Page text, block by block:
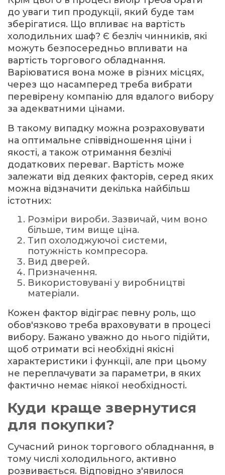
до уваги тип продукції, який буде там
зберігатися. Що впливає на вартість
холодильних шаф? Є безліч чинників, які
можуть безпосередньо впливати на
вартість торгового обладнання.
Варіюватися вона може в різних місцях,
через що насамперед треба вибрати
перевірену компанію для вдалого вибору
за адекватними цінами.
В такому випадку можна розраховувати
на оптимальне співвідношення ціни і
якості, а також отримання безлічі
додаткових переваг. Вартість може
залежати від деяких факторів, серед яких
можна відзначити декілька найбільш
істотних:
Розміри вироби. Зазвичай, чим воно
більше, тим вище ціна.
Тип охолоджуючої системи,
потужність компресора.
Вид дверей.
Призначення.
Використовувані у виробництві
матеріали.
Кожен фактор відіграє певну роль, що
обов'язково треба враховувати в процесі
вибору. Бажано уважно до нього підійти,
щоб отримати всі необхідні якісні
характеристики і функції, але при цьому
не переплачувати за параметри, в яких
фактично немає ніякої необхідності.
Куди краще звернутися
для покупки?
Сучасний ринок торгового обладнання, в
тому числі холодильного, активно
розвивається. Відповідно з'явилося